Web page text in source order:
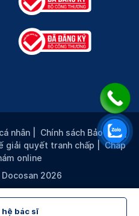
hệ bác sĩ
nhân Chính sách Bảo mật |
giải quyết tranh chấp |Chấp
online
2026